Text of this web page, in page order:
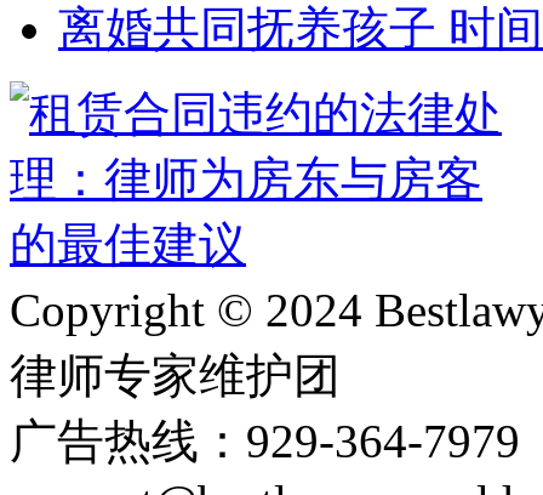
离婚共同抚养孩子 时
Copyright © 2024
律师专家维护团
广告热线：929-364-